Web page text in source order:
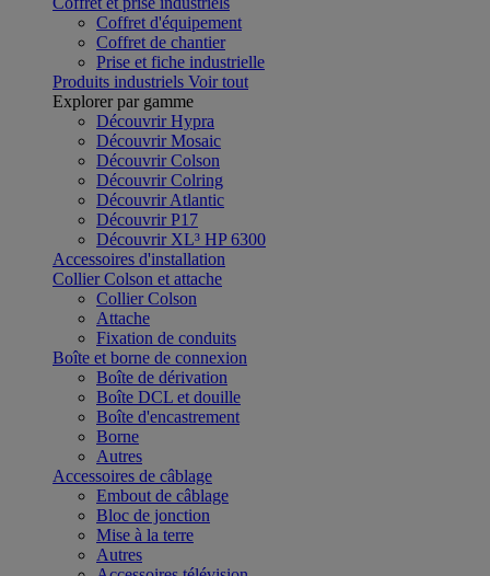
Coffret d'équipement
Coffret de chantier
Prise et fiche industrielle
Produits industriels Voir tout
Explorer par gamme
Découvrir Hypra
Découvrir Mosaic
Découvrir Colson
Découvrir Colring
Découvrir Atlantic
Découvrir P17
Découvrir XL³ HP 6300
Accessoires d'installation
Collier Colson et attache
Collier Colson
Attache
Fixation de conduits
Boîte et borne de connexion
Boîte de dérivation
Boîte DCL et douille
Boîte d'encastrement
Borne
Autres
Accessoires de câblage
Embout de câblage
Bloc de jonction
Mise à la terre
Autres